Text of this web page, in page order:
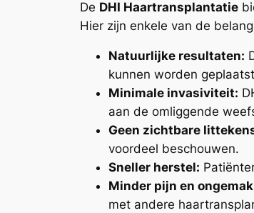
De DHI Haartransplantatie
Hier zijn enkele van de
Natuurlijke resultaten:
kunnen worden
Minimale invasiviteit:
aan de omliggende
Geen zichtbare
voordeel beschouwen.
Sneller herstel:
Minder pijn en
met andere